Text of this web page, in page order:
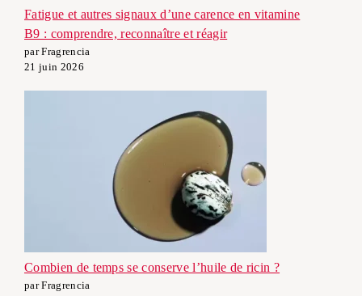
Fatigue et autres signaux d’une carence en vitamine
B9 : comprendre, reconnaître et réagir
par Fragrencia
21 juin 2026
Combien de temps se conserve l’huile de ricin ?
par Fragrencia